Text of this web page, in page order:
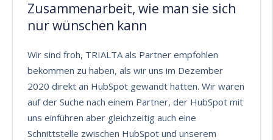
Zusammenarbeit, wie man sie sich
nur wünschen kann
Wir sind froh, TRIALTA als Partner empfohlen
bekommen zu haben, als wir uns im Dezember
2020 direkt an HubSpot gewandt hatten. Wir waren
auf der Suche nach einem Partner, der HubSpot mit
uns einführen aber gleichzeitig auch eine
Schnittstelle zwischen HubSpot und unserem